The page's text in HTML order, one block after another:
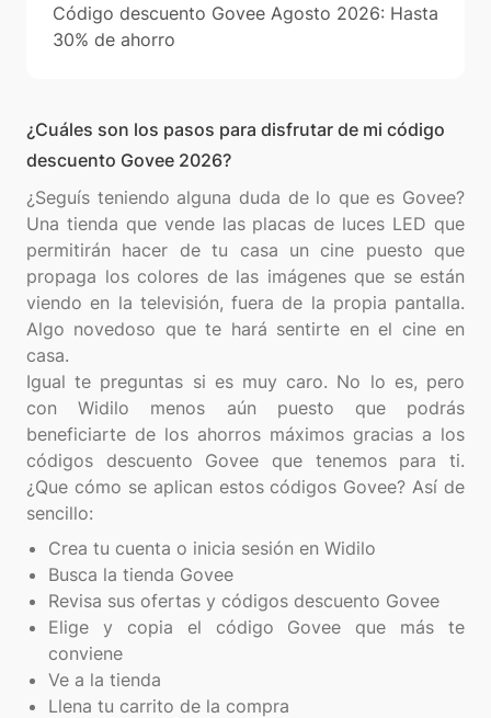
Código descuento Govee Agosto 2026: Hasta
30% de ahorro
¿Cuáles son los pasos para disfrutar de mi código
descuento Govee 2026?
¿Seguís teniendo alguna duda de lo que es Govee?
Una tienda que vende las placas de luces LED que
permitirán hacer de tu casa un cine puesto que
propaga los colores de las imágenes que se están
viendo en la televisión, fuera de la propia pantalla.
Algo novedoso que te hará sentirte en el cine en
casa.
Igual te preguntas si es muy caro. No lo es, pero
con Widilo menos aún puesto que podrás
beneficiarte de los ahorros máximos gracias a los
códigos descuento Govee que tenemos para ti.
¿Que cómo se aplican estos códigos Govee? Así de
Crea tu cuenta o inicia sesión en Widilo
Busca la tienda Govee
Revisa sus ofertas y códigos descuento Govee
Elige y copia el código Govee que más te
conviene
Ve a la tienda
Llena tu carrito de la compra